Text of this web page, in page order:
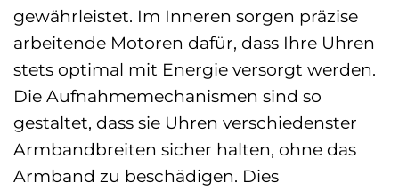
gewährleistet. Im Inneren sorgen präzise
arbeitende Motoren dafür, dass Ihre Uhren
stets optimal mit Energie versorgt werden.
Die Aufnahmemechanismen sind so
gestaltet, dass sie Uhren verschiedenster
Armbandbreiten sicher halten, ohne das
Armband zu beschädigen. Dies